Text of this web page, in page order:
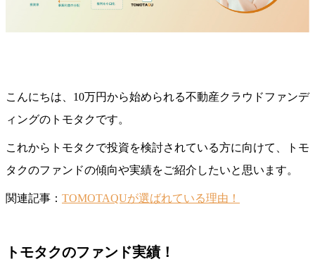
こんにちは、10万円から始められる不動産クラウドファンデ
ィングのトモタクです。
これからトモタクで投資を検討されている方に向けて、トモ
タクのファンドの傾向や実績をご紹介したいと思います。
関連記事： TOMOTAQUが選ばれている理由！
トモタクのファンド実績！